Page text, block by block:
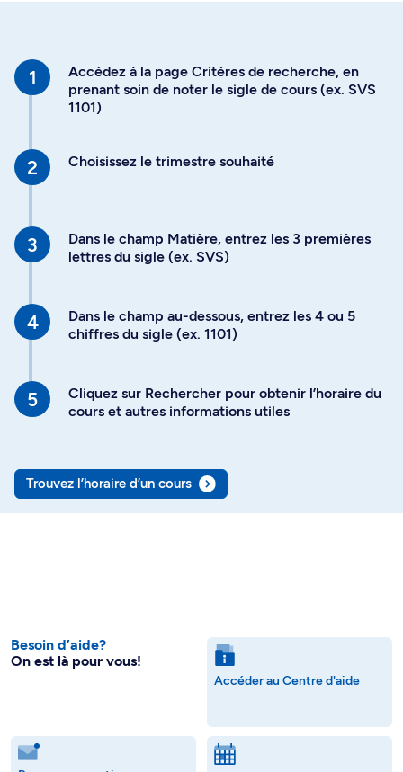
Accédez à la page Critères de recherche, en
prenant soin de noter le sigle de cours (ex. SVS
1101)
Choisissez le trimestre souhaité
Dans le champ Matière, entrez les 3 premières
lettres du sigle (ex. SVS)
Dans le champ au-dessous, entrez les 4 ou 5
chiffres du sigle (ex. 1101)
Cliquez sur Rechercher pour obtenir l’horaire du
cours et autres informations utiles
Trouvez l’horaire d’un cours
Besoin d’aide?
On est là pour vous!
Accéder au Centre d'aide